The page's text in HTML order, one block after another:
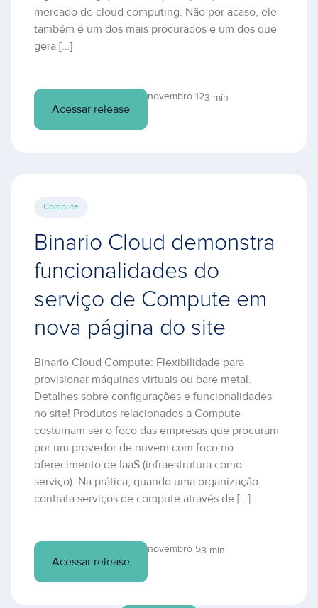
mercado de cloud computing. Não por acaso, ele
também é um dos mais procurados e um dos que
gera […]
Acessar release
novembro 123 min
Compute
Binario Cloud demonstra
funcionalidades do
serviço de Compute em
nova página do site
Binario Cloud Compute: Flexibilidade para
provisionar máquinas virtuais ou bare metal.
Detalhes sobre configurações e funcionalidades
no site! Produtos relacionados a Compute
costumam ser o foco das empresas que procuram
por um provedor de nuvem com foco no
oferecimento de IaaS (infraestrutura como
serviço). Na prática, quando uma organização
contrata serviços de compute através de […]
Acessar release
novembro 53 min